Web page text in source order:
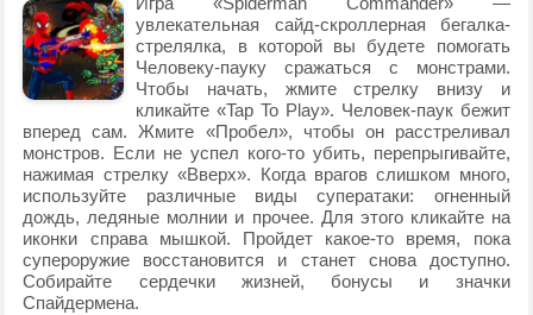
увлекательная сайд-скроллерная бегалка-
стрелялка, в которой вы будете помогать
Человеку-пауку сражаться с монстрами.
Чтобы начать, жмите стрелку внизу и
кликайте «Tap To Play». Человек-паук бежит
вперед сам. Жмите «Пробел», чтобы он расстреливал
монстров. Если не успел кого-то убить, перепрыгивайте,
нажимая стрелку «Вверх». Когда врагов слишком много,
используйте различные виды суператаки: огненный
дождь, ледяные молнии и прочее. Для этого кликайте на
иконки справа мышкой. Пройдет какое-то время, пока
супероружие восстановится и станет снова доступно.
Собирайте сердечки жизней, бонусы и значки
Спайдермена.